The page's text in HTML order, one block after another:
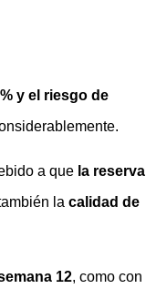
y el riesgo de
a que la reserva
la calidad de
12, como con